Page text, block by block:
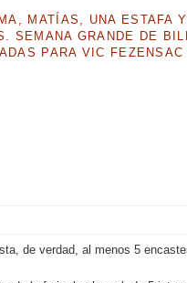
MATÍAS, UNA ESTAFA
SEMANA GRANDE DE
PARA VIC
de verdad, al menos 5